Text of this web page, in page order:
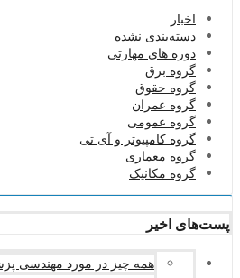
اخبار
دسته‌بندی نشده
دوره های مهارتی
گروه برق
گروه حقوق
گروه عمران
گروه عمومی
گروه کامپیوتر و آی تی
گروه معماری
گروه مکانیک
پست‌های اخیر
همه چیز در مورد مهندسی